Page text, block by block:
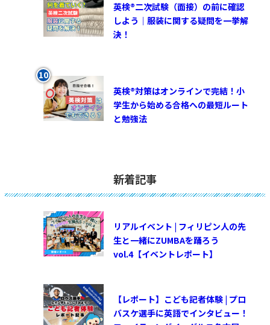
英検®︎二次試験（面接）の前に確認
しよう｜服装に関する疑問を一挙解
決！
英検®対策はオンラインで完結！小
学生から始める合格への最短ルート
と勉強法
新着記事
リアルイベント | フィリピン人の先
生と一緒にZUMBAを踊ろう
vol.4【イベントレポート】
【レポート】こども記者体験 | プロ
バスケ選手に英語でインタビュー！